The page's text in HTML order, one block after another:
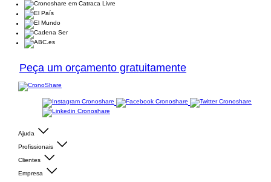
Peça um orçamento gratuitamente
Ajuda
Profissionais
Clientes
Empresa